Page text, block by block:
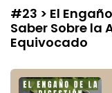
#23 > El
Saber Sobre la
Equivocado